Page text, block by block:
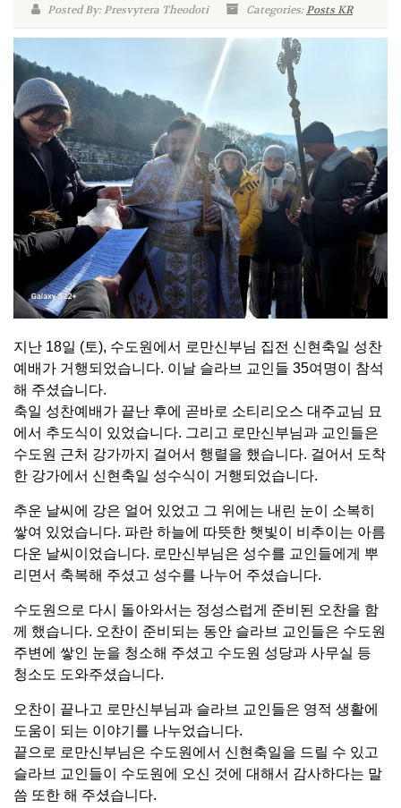
Posted By: Presvytera Theodoti
Categories:Posts KR
지난 18일 (토), 수도원에서 로만신부님 집전 신현축일 성찬
예배가 거행되었습니다. 이날 슬라브 교인들 35여명이 참석
해 주셨습니다.
축일 성찬예배가 끝난 후에 곧바로 소티리오스 대주교님 묘
에서 추도식이 있었습니다. 그리고 로만신부님과 교인들은
수도원 근처 강가까지 걸어서 행렬을 했습니다. 걸어서 도착
한 강가에서 신현축일 성수식이 거행되었습니다.
추운 날씨에 강은 얼어 있었고 그 위에는 내린 눈이 소복히
쌓여 있었습니다. 파란 하늘에 따뜻한 햇빛이 비추이는 아름
다운 날씨이었습니다. 로만신부님은 성수를 교인들에게 뿌
리면서 축복해 주셨고 성수를 나누어 주셨습니다.
수도원으로 다시 돌아와서는 정성스럽게 준비된 오찬을 함
께 했습니다. 오찬이 준비되는 동안 슬라브 교인들은 수도원
주변에 쌓인 눈을 청소해 주셨고 수도원 성당과 사무실 등
청소도 도와주셨습니다.
오찬이 끝나고 로만신부님과 슬라브 교인들은 영적 생활에
도움이 되는 이야기를 나누었습니다.
끝으로 로만신부님은 수도원에서 신현축일을 드릴 수 있고
슬라브 교인들이 수도원에 오신 것에 대해서 감사하다는 말
씀 또한 해 주셨습니다.